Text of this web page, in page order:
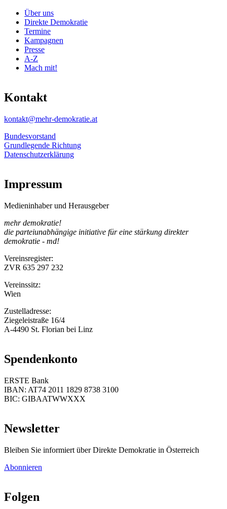
Über uns
Direkte Demokratie
Termine
Kampagnen
Presse
A-Z
Mach mit!
Kontakt
kontakt@mehr-demokratie.at
Bundesvorstand
Grundlegende Richtung
Datenschutzerklärung
Impressum
Medieninhaber und Herausgeber
mehr demokratie!
die parteiunabhängige initiative für eine stärkung direkter
demokratie - md!
Vereinsregister:
ZVR 635 297 232
Vereinssitz:
Wien
Zustelladresse:
Ziegeleistraße 16/4
A-4490 St. Florian bei Linz
Spendenkonto
ERSTE Bank
IBAN: AT74 2011 1829 8738 3100
BIC: GIBAATWWXXX
Newsletter
Bleiben Sie informiert über Direkte Demokratie in Österreich
Abonnieren
Folgen